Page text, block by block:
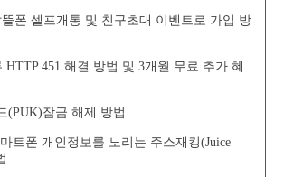
폰 셀프개통 및 친구초대 이벤트로 가입 방
HTTP 451 해결 방법 및 3개월 무료 추가 혜
(PUK)잠금 해제 방법
트폰 개인정보를 노리는 주스재킹(Juice